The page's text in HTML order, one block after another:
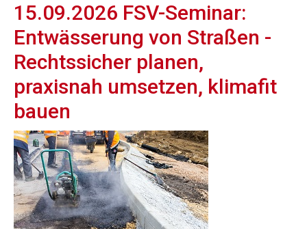
15.09.2026 FSV-Seminar:
Entwässerung von Straßen -
Rechtssicher planen,
praxisnah umsetzen, klimafit
bauen